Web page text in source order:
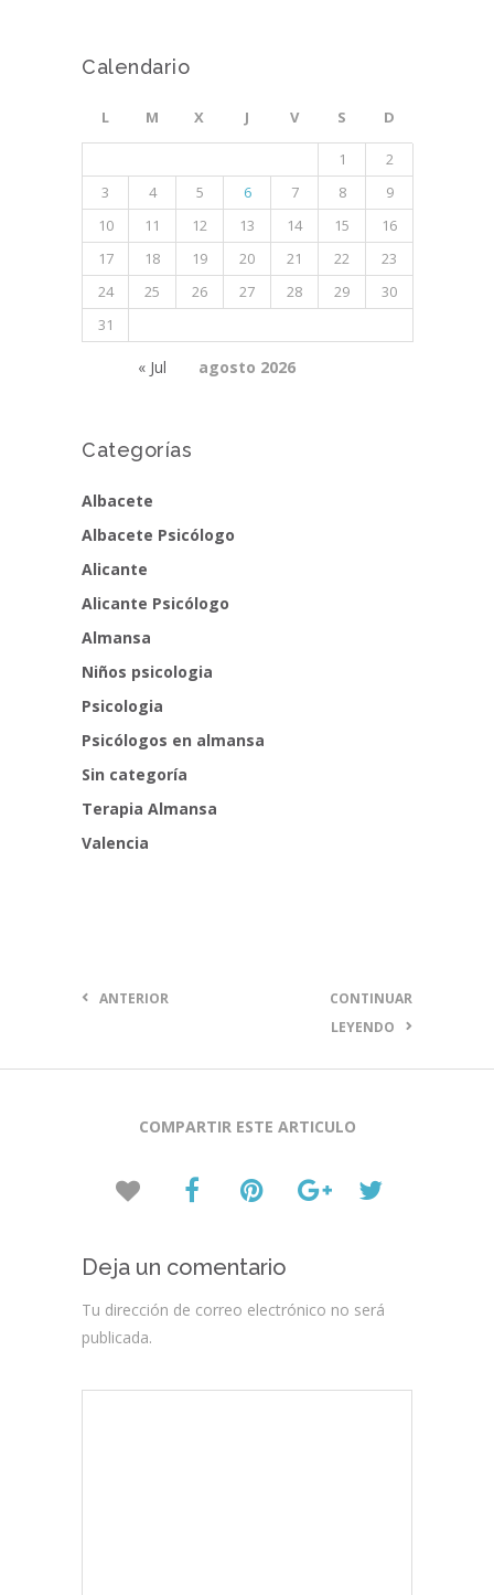
Calendario
agosto 2026
L M X J V S D
« Jul
1
2
3
4 5 6 7 8
9
10
11 12 13 14 15
16
17
18 19 20 21 22
23
24
25 26 27 28 29
30
31
Categorías
Albacete
Albacete Psicólogo
Alicante
Alicante Psicólogo
Almansa
Niños psicologia
Psicologia
Psicólogos en almansa
Sin categoría
Terapia Almansa
Valencia
ANTERIOR
CONTINUAR
LEYENDO
COMPARTIR ESTE ARTICULO
Deja un comentario
Tu dirección de correo electrónico no será
publicada.